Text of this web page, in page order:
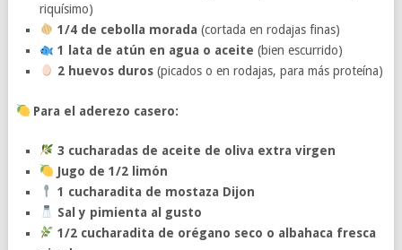
riquísimo)
1/4 de cebolla morada (cortada en rodajas finas)
1 lata de atún en agua o aceite (bien escurrido)
2 huevos duros (picados o en rodajas, para más proteína)
Para el aderezo casero:
3 cucharadas de aceite de oliva extra virgen
Jugo de 1/2 limón
1 cucharadita de mostaza Dijon
Sal y pimienta al gusto
1/2 cucharadita de orégano seco o albahaca fresca